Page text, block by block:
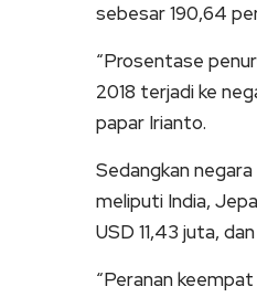
sebesar 190,64
“Prosentase
2018 terjadi ke
papar Irianto.
Sedangkan
meliputi India,
USD 11,43 juta,
“Peranan